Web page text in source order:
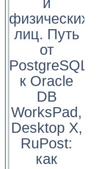
физических
лиц. Путь
от
PostgreSQL
к Oracle
DB
WorksPad,
Desktop X,
RuPost:
как